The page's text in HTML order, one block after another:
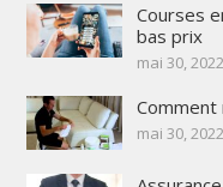
Courses
bas prix
mai 30, 2022
Comment
mai 30, 2022